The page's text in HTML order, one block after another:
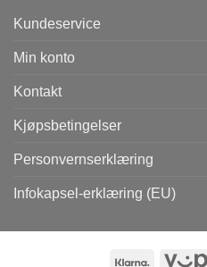
produktsiden
Kundeservice
Min konto
Kontakt
Kjøpsbetingelser
Personvernserklæring
Infokapsel-erklæring (EU)
Klarna